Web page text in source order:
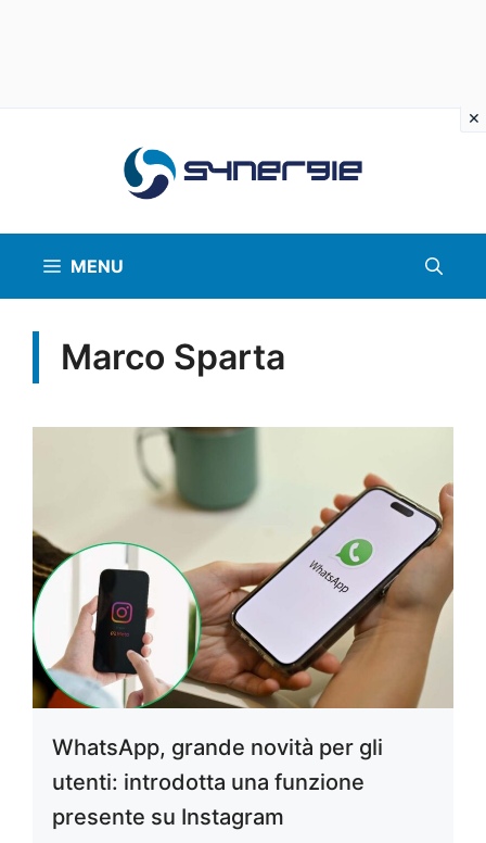
MENU
Marco Sparta
WhatsApp, grande novità per gli
utenti: introdotta una funzione
presente su Instagram